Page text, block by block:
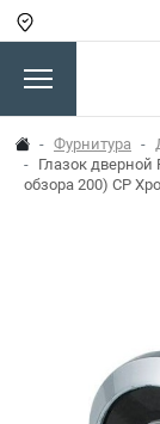
Фурнитура
Глазок дверной
обзора 200) CP